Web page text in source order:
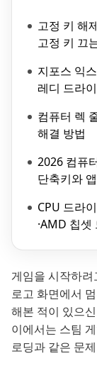
고정 키 해
고정 키 끄
지포스 익
레디 드라
컴퓨터 렉
해결 방법
2026 컴퓨
단축키와
CPU 드라
·AMD 칩
게임을 시작하
로고 화면에서
해본 적이 있으
이에서는 스팀
로딩과 같은 문